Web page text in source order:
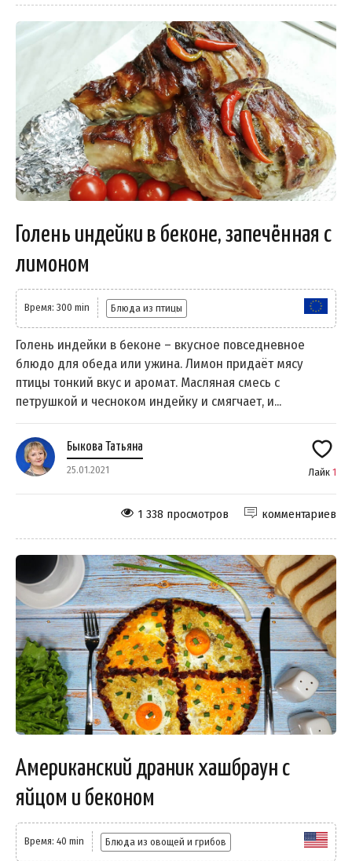
Голень индейки в беконе, запечённая с
лимоном
Время: 300 min Блюда из птицы
Голень индейки в беконе – вкусное повседневное
блюдо для обеда или ужина. Лимон придаёт мясу
птицы тонкий вкус и аромат. Масляная смесь с
петрушкой и чесноком индейку и смягчает, и...
Быкова Татьяна
25.01.2021 Лайк 1
комментариев
1 338 просмотров
Американский драник хашбраун с
яйцом и беконом
Время: 40 min Блюда из овощей и грибов